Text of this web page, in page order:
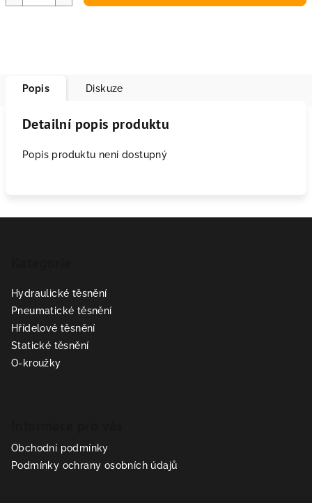
Popis Diskuze
Detailní popis produktu
Popis produktu není dostupný
Hydraulické těsnění
Pneumatické těsnění
Hřídelové těsnění
Statické těsnění
O-kroužky
Obchodní podmínky
Podmínky ochrany osobních údajů